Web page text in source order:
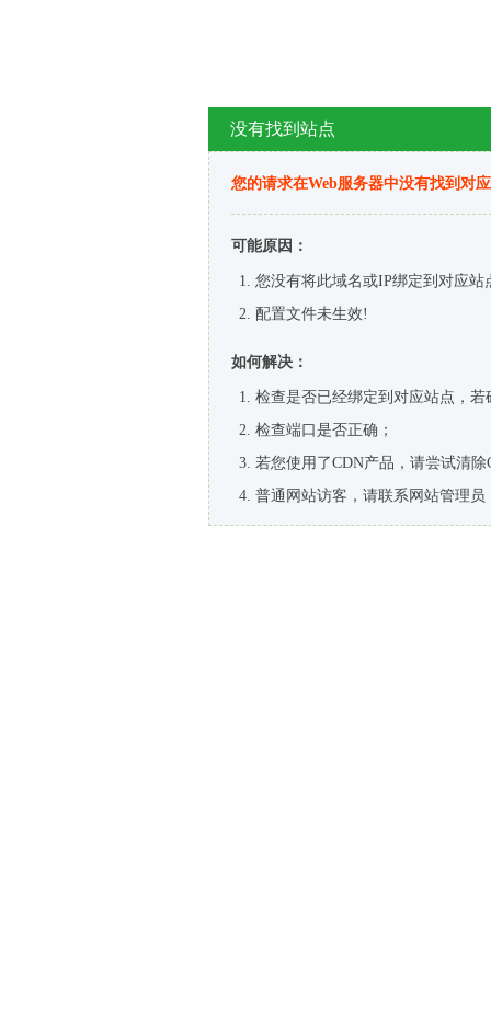
没有找到站点
您的请求在Web服务器中没有找到对
可能原因：
您没有将此域名或IP绑定到对应站
配置文件未生效!
如何解决：
检查是否已经绑定到对应站点，
检查端口是否正确；
若您使用了CDN产品，请尝试清除
普通网站访客，请联系网站管理员